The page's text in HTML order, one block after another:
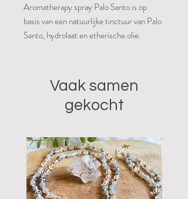
Aromatherapy spray Palo Santo is op
basis van een natuurlijke tinctuur van Palo
Santo, hydrolaat en etherische olie.
- 100% natural
- puur hout
- geen chemische toevoegingen
Reinigt de ruimte, maar dan zonder rook.
Door de natuurlijke grondstoffen
gebruiken, ziet de spray er wat troebel uit.
Dit is normaal.
Vaak samen
gekocht